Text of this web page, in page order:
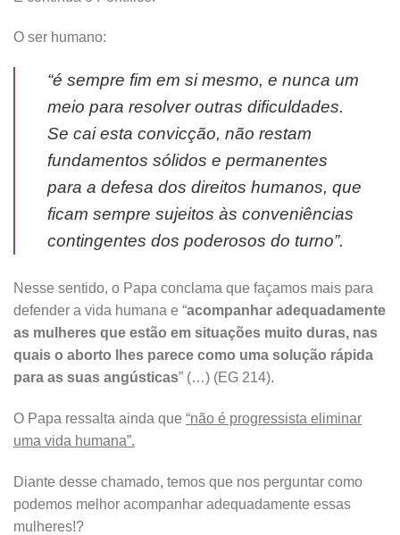
O ser humano:
“é sempre fim em si mesmo, e nunca um
meio para resolver outras dificuldades.
Se cai esta convicção, não restam
fundamentos sólidos e permanentes
para a defesa dos direitos humanos, que
ficam sempre sujeitos às conveniências
contingentes dos poderosos do turno”.
Nesse sentido, o Papa conclama que façamos mais para
defender a vida humana e “acompanhar adequadamente
as mulheres que estão em situações muito duras, nas
quais o aborto lhes parece como uma solução rápida
para as suas angústicas” (…) (EG 214).
O Papa ressalta ainda que “não é progressista eliminar
uma vida humana”.
Diante desse chamado, temos que nos perguntar como
podemos melhor acompanhar adequadamente essas
mulheres!?